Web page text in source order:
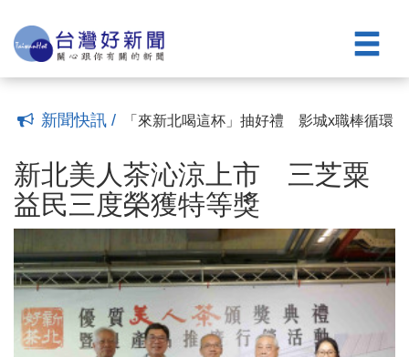
新聞快訊 /
坑輕軌帶動觀光及產業發展
高齡博覽會新北館登場 輔具EasyGo獲選
十大高齡友善科技
白海豚颱風來襲 台電北南區處加強防颱
整備(13:55)
台電北西區處加強防颱整備 走訪畜牧場
不遺漏任一個需要幫助家庭(13:32)
「來新北喝這杯」抽好禮 影城x職棒循環
獲特等獎(17:01)
新北庇護禮《安好植光》登場 微型水泥
盆植栽可食暖心療癒
(16:08)
中颱白海豚海警發布 侯友宜要求市府團
隊強化防颱整備(15:58)
新北榮服處長訪視百歲榮民 致贈祝壽金
飾與營養品祝賀父親節快樂(14:44)
走訪石碇聆聽基層意見 李四川：推動深
坑輕軌帶動觀光及產業發展(14:20)
高齡博覽會新北館登場 輔具EasyGo獲選
十大高齡友善科技(14:08)
白海豚颱風來襲 台電北南區處加強防颱
整備
(13:55)
台電北西區處加強防颱整備 走訪畜牧場
宣導用電安全 (13:42)
新北全齡高風險整合型安全網 侯友宜：
不遺漏任一個需要幫助家庭(13:32)
「來新北喝這杯」抽好禮 影城x職棒循環
新北美人茶沁涼上市 三芝粟
益民三度榮獲特等獎